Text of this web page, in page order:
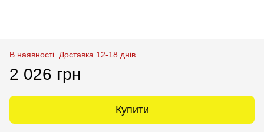
В наявності. Доставка 12-18 днів.
2 026 грн
Купити